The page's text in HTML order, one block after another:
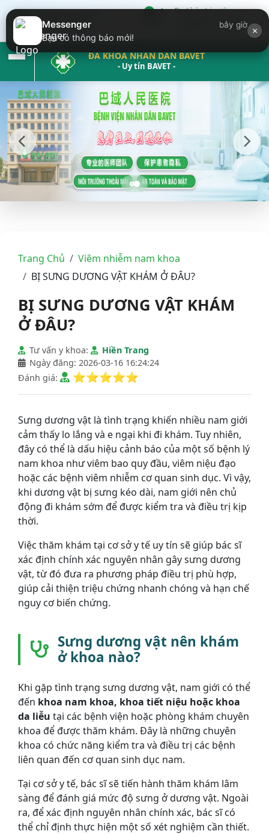
Messenger bây giờ
Bạn có thông báo mới! ×
Địa chỉ của chúng tôi:
Krong Bavet ( đối diện trung
tâm thương mại Bavet)
ĐA KHOA NHÂN DÂN BAVET
- Uy tín BAVET -
Trang Chủ
Viêm nhiễm nam khoa
BỊ SƯNG DƯƠNG VẬT KHÁM Ở ĐÂU?
BỊ SƯNG DƯƠNG VẬT KHÁM
Ở ĐÂU?
Tư vấn y khoa:
Hiền Trang
Ngày đăng: 2026-03-16 16:24:24
Đánh giá:
⭐⭐⭐⭐⭐
Sưng dương vật là tình trạng khiến nhiều nam giới
cảm thấy lo lắng và e ngại khi đi khám. Tuy nhiên,
đây có thể là dấu hiệu cảnh báo của một số bệnh lý
nam khoa như viêm bao quy đầu, viêm niệu đạo
hoặc các bệnh viêm nhiễm cơ quan sinh dục. Vì vậy,
khi dương vật bị sưng kéo dài, nam giới nên chủ
động đi khám sớm để được kiểm tra và điều trị kịp
thời.
Việc thăm khám tại cơ sở y tế uy tín sẽ giúp bác sĩ
xác định chính xác nguyên nhân gây sưng dương
vật, từ đó đưa ra phương pháp điều trị phù hợp,
giúp cải thiện triệu chứng nhanh chóng và hạn chế
nguy cơ biến chứng.
Sưng dương vật nên khám
ở khoa nào?
Khi gặp tình trạng sưng dương vật, nam giới có thể
đến khoa nam khoa, khoa tiết niệu hoặc khoa
da liễu tại các bệnh viện hoặc phòng khám chuyên
khoa để được thăm khám. Đây là những chuyên
khoa có chức năng kiểm tra và điều trị các bệnh
liên quan đến cơ quan sinh dục nam.
Tại cơ sở y tế, bác sĩ sẽ tiến hành thăm khám lâm
sàng để đánh giá mức độ sưng ở dương vật. Ngoài
ra, để xác định nguyên nhân chính xác, bác sĩ có
thể chỉ định thực hiện một số xét nghiệm cần thiết.